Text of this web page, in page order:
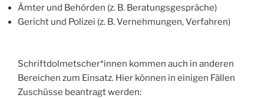
Ämter und Behörden (z. B. Beratungsgespräche)
Gericht und Polizei (z. B. Vernehmungen, Verfahren)
Schriftdolmetscher*innen kommen auch in anderen
Bereichen zum Einsatz. Hier können in einigen Fällen
Zuschüsse beantragt werden: